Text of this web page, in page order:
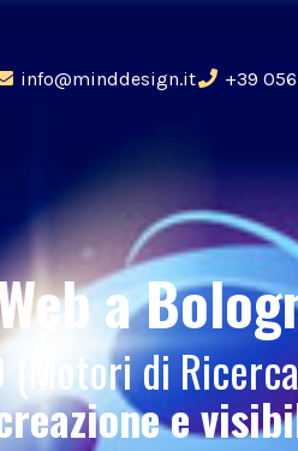
info@minddesign.it +39
a
(Motori di
e